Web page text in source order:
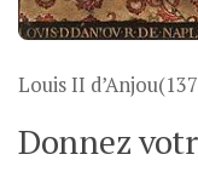
Louis II
Donnez